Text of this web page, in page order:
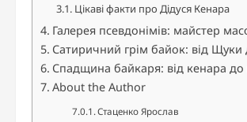
Цікаві факти про Дідуся Кенара
Галерея псевдонімів: майстер
Сатиричний грім байок: від Щуки
Спадщина байкаря: від кенара
About the Author
Стаценко Ярослав